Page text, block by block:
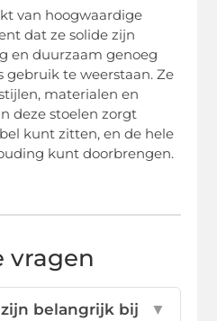
van hoogwaardige
dat ze solide zijn
en duurzaam genoeg
te weerstaan. Ze
materialen en
deze stoelen zorgt
kunt zitten, en de hele
kunt doorbrengen.
vragen
belangrijk bij
▼